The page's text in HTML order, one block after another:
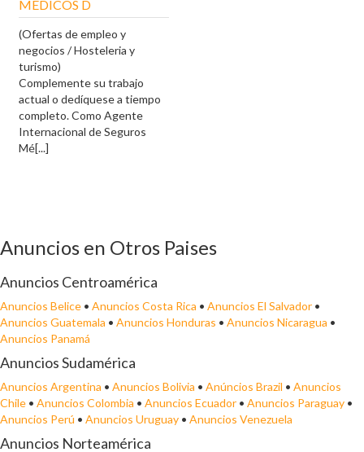
MEDICOS D
(Ofertas de empleo y
negocios / Hosteleria y
turismo)
Complemente su trabajo
actual o dedíquese a tiempo
completo. Como Agente
Internacional de Seguros
Mé[...]
Anuncios en Otros Paises
Anuncios Centroamérica
Anuncios Belice • Anuncios Costa Rica • Anuncios El Salvador •
Anuncios Guatemala • Anuncios Honduras • Anuncios Nicaragua •
Anuncios Panamá
Anuncios Sudamérica
Anuncios Argentina • Anuncios Bolivia • Anúncios Brazil • Anuncios
Chile • Anuncios Colombia • Anuncios Ecuador • Anuncios Paraguay •
Anuncios Perú • Anuncios Uruguay • Anuncios Venezuela
Anuncios Norteamérica